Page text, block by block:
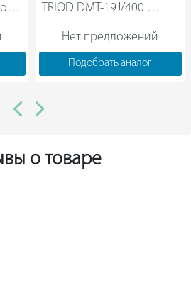
TRIOD DMT-19J/400
Нет предложений
Подобрать аналог
о товаре